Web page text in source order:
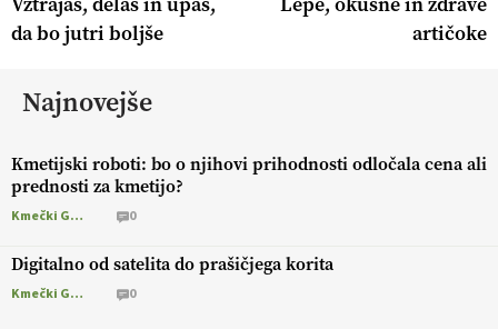
da bo jutri boljše
artičoke
Najnovejše
Kmetijski roboti: bo o njihovi prihodnosti odločala cena ali
prednosti za kmetijo?
Kmečki Glas 0
Digitalno od satelita do prašičjega korita
Kmečki Glas 0